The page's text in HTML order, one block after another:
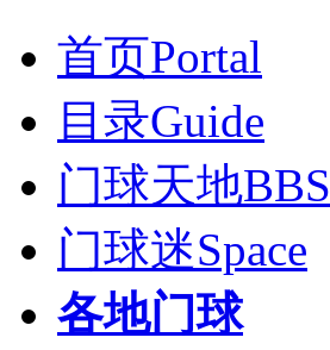
首页Portal
目录Guide
门球天地BBS
门球迷Space
各地门球